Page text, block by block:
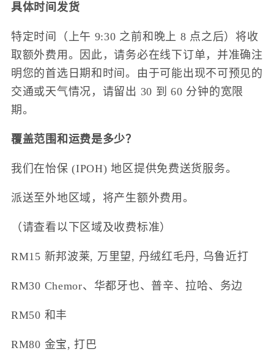
具体时间发货
特定时间（上午 9:30 之前和晚上 8 点之后）将收
取额外费用。因此，请务必在线下订单，并准确注
明您的首选日期和时间。由于可能出现不可预见的
交通或天气情况，请留出 30 到 60 分钟的宽限
期。
覆盖范围和运费是多少？
我们在怡保 (IPOH) 地区提供免费送货服务。
派送至外地区域，将产生额外费用。
（请查看以下区域及收费标准）
RM15 新邦波莱, 万里望, 丹绒红毛丹, 乌鲁近打
RM30 Chemor、华都牙也、普辛、拉哈、务边
RM50 和丰
RM80 金宝, 打巴